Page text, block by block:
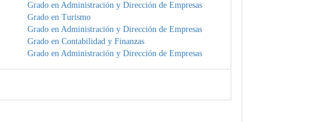
Grado en Administración y Dirección de Empresas
Grado en Turismo
Grado en Administración y Dirección de Empresas
Grado en Contabilidad y Finanzas
Grado en Administración y Dirección de Empresas